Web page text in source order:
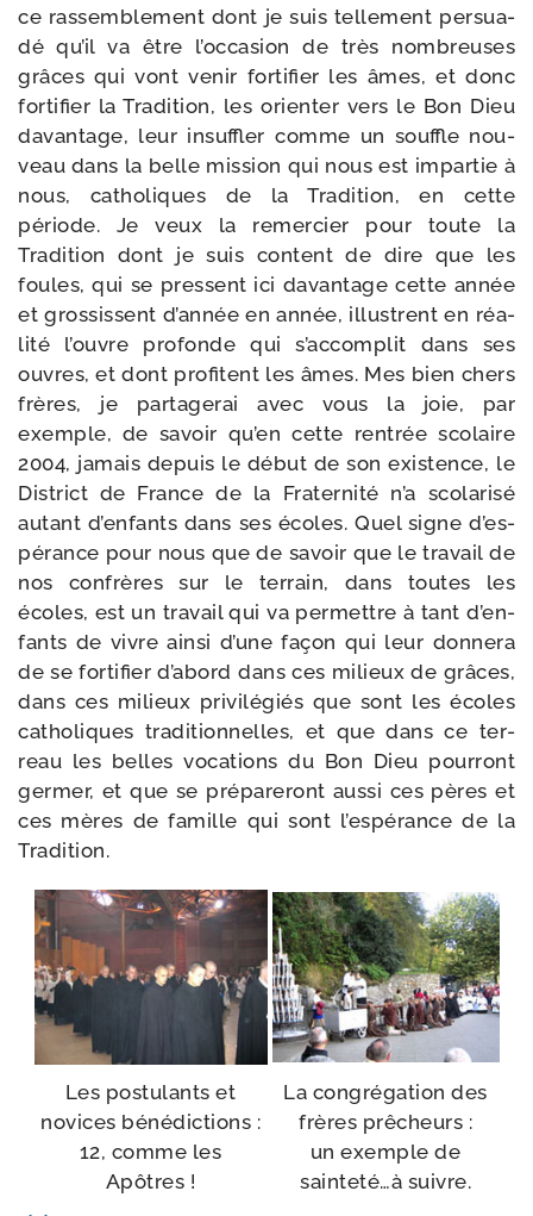
ce ras­sem­ble­ment dont je suis tel­le­ment per­sua­
dé qu’il va être l’oc­ca­sion de très nom­breuses
grâces qui vont venir for­ti­fier les âmes, et donc
for­ti­fier la Tradition, les orien­ter vers le Bon Dieu
davan­tage, leur insuf­fler comme un souffle nou­
veau dans la belle mis­sion qui nous est impar­tie à
nous, catho­liques de la Tradition, en cette
période. Je veux la remer­cier pour toute la
Tradition dont je suis content de dire que les
foules, qui se pressent ici davan­tage cette année
et gros­sissent d’an­née en année, illus­trent en réa­
li­té l’ouvre pro­fonde qui s’ac­com­plit dans ses
ouvres, et dont pro­fitent les âmes. Mes bien chers
frères, je par­ta­ge­rai avec vous la joie, par
exemple, de savoir qu’en cette ren­trée sco­laire
2004, jamais depuis le début de son exis­tence, le
District de France de la Fraternité n’a sco­la­ri­sé
autant d’en­fants dans ses écoles. Quel signe d’es­
pé­rance pour nous que de savoir que le tra­vail de
nos confrères sur le ter­rain, dans toutes les
écoles, est un tra­vail qui va per­mettre à tant d’en­
fants de vivre ain­si d’une façon qui leur don­ne­ra
de se for­ti­fier d’a­bord dans ces milieux de grâces,
dans ces milieux pri­vi­lé­giés que sont les écoles
catho­liques tra­di­tion­nelles, et que dans ce ter­
reau les belles voca­tions du Bon Dieu pour­ront
ger­mer, et que se pré­pa­re­ront aus­si ces pères et
ces mères de famille qui sont l’es­pé­rance de la
Tradition.
Les pos­tu­lants et
novices bénédictions :
12, comme les
Apôtres !
La congré­ga­tion des
frères prêcheurs :
un exemple de
sainteté…à suivre.